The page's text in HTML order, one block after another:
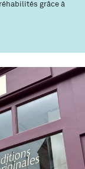
grâce à